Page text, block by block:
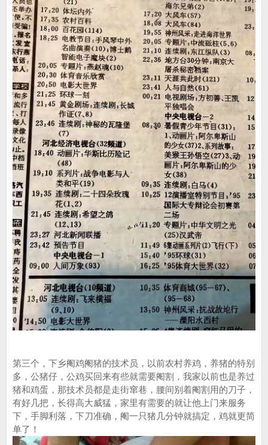
第三个，下乡阉鸡阉猪的技术员，以前农村养鸡，养猪的特别
多，公猪仔，公鸡买回来有些就需要阉割，我家以前也是养过
猪和鸡蛋，那技术员都是走街窜巷，腰间别着阉割用的刀子，
有好几把，长得高大威猛，家里有需要的就让他上门来服务
下，手脚利落，下刀准确，阉一只猪几分钟就搞定，鸡就更简
单了！